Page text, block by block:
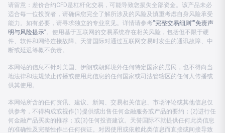
金市快讯
投资月刊
监管认证
公司公告
公司账户
联络我们
中国大陆：4001203582
中国香港及海外：+852 37596888
请留意：差价合约CFD是杠杆化交易，可能导致您损失全部资金。该产品未必
适合每一位投资者，请确保您完全了解所涉及的风险及慎重考虑自身风险承受
能力。如有必要，请寻求独立的专业意见。详情请参考“完整交易细则”“免责声
明与风险提示”。使用基于互联网的交易系统存在相关风险，包括但不限于硬
件、软件和网络连接故障。天誉国际对通过互联网交易时发生的通讯故障、中
断或延迟等概不负责。
本网站的信息不针对美国、伊朗或朝鲜境外任何特定国家的居民，也不得向当
地法律和法规禁止传播或使用此信息的任何国家或司法管辖区的任何人传播或
供其使用。
本网站所含的任何资讯、建议、新闻、交易相关信息、市场评论或其他信息仅
供参考，不得构成或视作(1)提供或出售任何金融服务或产品的要约；(2)进行任
何金融产品买卖的推荐；或(3)任何投资建议。天誉国际不就提供任何此类信息
的准确性及完整性作出任何保证。对因使用或依赖此类信息而直接或间接导致